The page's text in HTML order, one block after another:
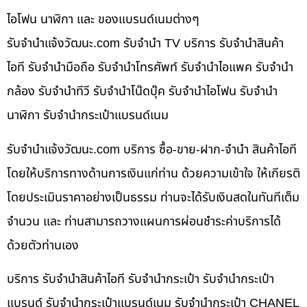
ไอโฟน นาฬิกา และ ของแบรนด์เนมต่างๆ
รับจํานําแจ้งวัฒนะ.com รับจำนำ TV บริการ รับจำนำสินค้า
ไอที รับจำนำมือถือ รับจำนำโทรศัพท์ รับจำนำไอแพค รับจำนำ
กล้อง รับจำนำทีวี รับจำนำโน๊ดบุ๊ค รับจำนำไอโฟน รับจำนำ
นาฬิกา รับจำนำกระเป๋าแบรนด์เนม
รับจํานําแจ้งวัฒนะ.com บริการ ซื้อ-ขาย-ฝาก-จำนำ สินค้าไอที
โดยให้บริการทางด้านการเงินแก่ท่าน ด้วยความเข้าใจ ให้เกียรติ
โดยประเมินราคาอย่างเป็นธรรม ท่านจะได้รับเงินสดในทันทีเต็ม
จำนวน และ ท่านสามารถวางแผนการผ่อนชำระค่าบริการได้
ด้วยตัวท่านเอง
บริการ รับจำนำสินค้าไอที รับจำนำกระเป๋า รับจำนำกระเป๋า
แบรนด์ รับจำนำกระเป๋าแบรนด์เนม รับจำนำกระเป๋า CHANEL